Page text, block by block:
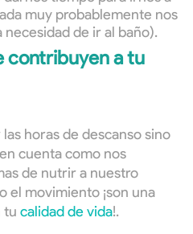
muy probablemente nos
de ir al baño).
contribuyen a tu
horas de descanso sino
cuenta como nos
de nutrir a nuestro
el movimiento ¡son una
tu calidad de vida!.